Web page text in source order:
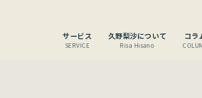
サービス
SERVICE
久野梨沙について
Risa Hisano
コラ